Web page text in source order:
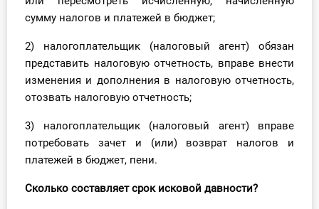
Практика ИП
Кадры. Труд. Зарплата.
Учет по отраслям
Юридический помощник
Интернет-магазин
сумму налогов и платежей в бюджет;
2) налогоплательщик (налоговый агент) обязан
представить налоговую отчетность, вправе внести
изменения и дополнения в налоговую отчетность,
отозвать налоговую отчетность;
3) налогоплательщик (налоговый агент) вправе
потребовать зачет и (или) возврат налогов и
платежей в бюджет, пени.
Сколько составляет срок исковой давности?